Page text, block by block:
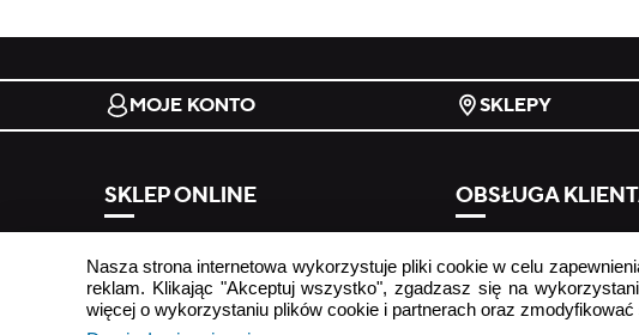
MOJE KONTO SKLEPY
SKLEP ONLINE
formy płatności
koszty i terminy dostawy
OBSŁUGA
najczęściej zadawane
kontakt
Nasza strona internetowa wykorzystuje pliki cookie w celu
reklam. Klikając "Akceptuj wszystko", zgadzasz się na
więcej o wykorzystaniu plików cookie i partnerach oraz